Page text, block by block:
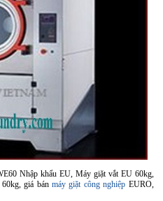
Nhập khẩu EU, Máy giặt vắt EU 60kg,
giá bán máy giặt công nghiệp EURO,